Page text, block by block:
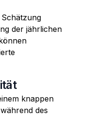
der jährlichen
knappen
des